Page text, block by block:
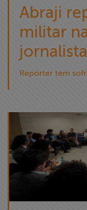
Abraji
militar
Repórter tem